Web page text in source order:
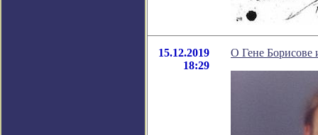
15.12.2019
18:29
О Гене Борисове